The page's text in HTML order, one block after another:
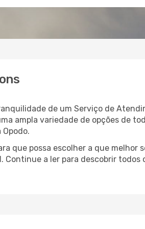
de um Serviço de
ampla variedade de opções de
que possa escolher a que melhor
a ler para descobrir todos